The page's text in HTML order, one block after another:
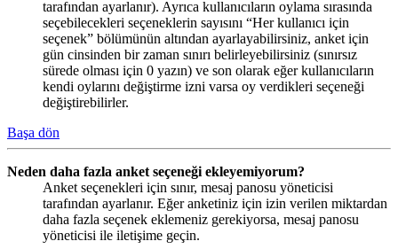
tarafından ayarlanır). Ayrıca kullanıcıların oylama sırasında
seçebilecekleri seçeneklerin sayısını “Her kullanıcı için
seçenek” bölümünün altından ayarlayabilirsiniz, anket için
gün cinsinden bir zaman sınırı belirleyebilirsiniz (sınırsız
sürede olması için 0 yazın) ve son olarak eğer kullanıcıların
kendi oylarını değiştirme izni varsa oy verdikleri seçeneği
değiştirebilirler.
Başa dön
Neden daha fazla anket seçeneği ekleyemiyorum?
Anket seçenekleri için sınır, mesaj panosu yöneticisi
tarafından ayarlanır. Eğer anketiniz için izin verilen miktardan
daha fazla seçenek eklemeniz gerekiyorsa, mesaj panosu
yöneticisi ile iletişime geçin.